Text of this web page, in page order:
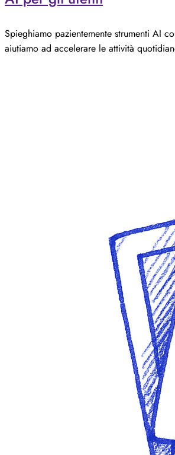
Spieghiamo pazientemente strumenti AI
aiutiamo ad accelerare le attività